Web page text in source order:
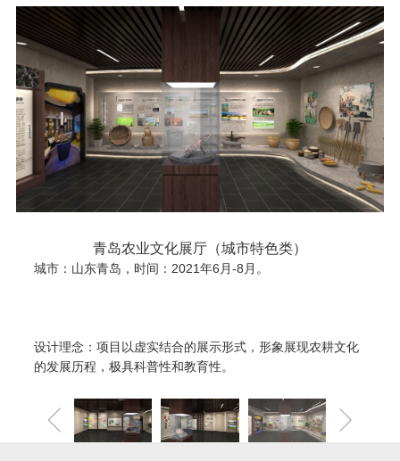
青岛农业文化展厅（城市特色类）
城市：山东青岛，时间：2021年6月-8月。
设计理念：项目以虚实结合的展示形式，形象展现农耕文化
的发展历程，极具科普性和教育性。